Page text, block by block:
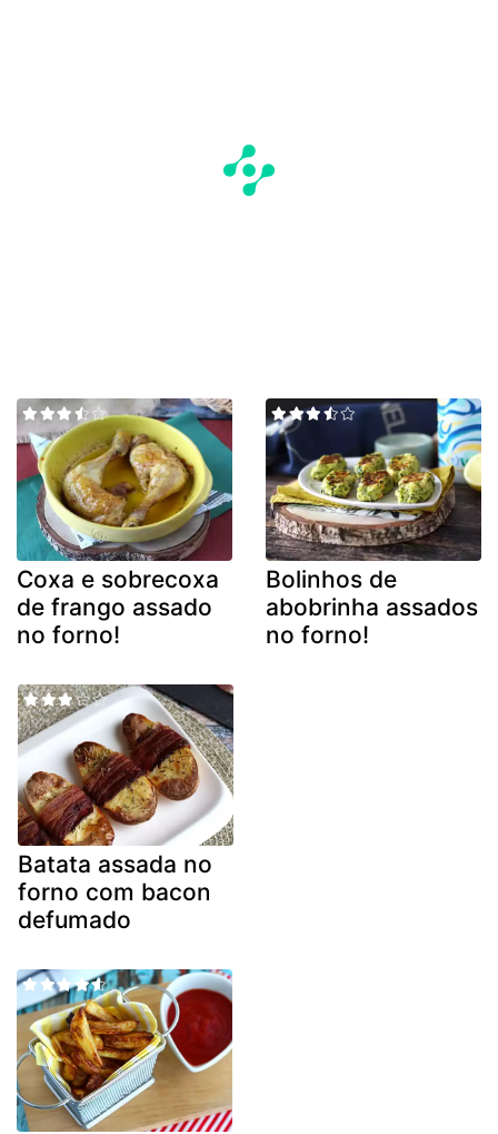
Coxa e sobrecoxa
de frango assado
no forno!
Bolinhos de
abobrinha assados
no forno!
Batata assada no
forno com bacon
defumado